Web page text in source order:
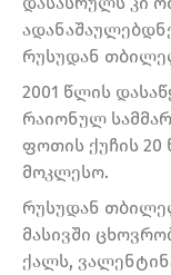
რუსუდან
2001 წლის
რაიონულ
ფოთის ქუჩის 20
მოკლესო.
რუსუდან
მასივში
ქალს,